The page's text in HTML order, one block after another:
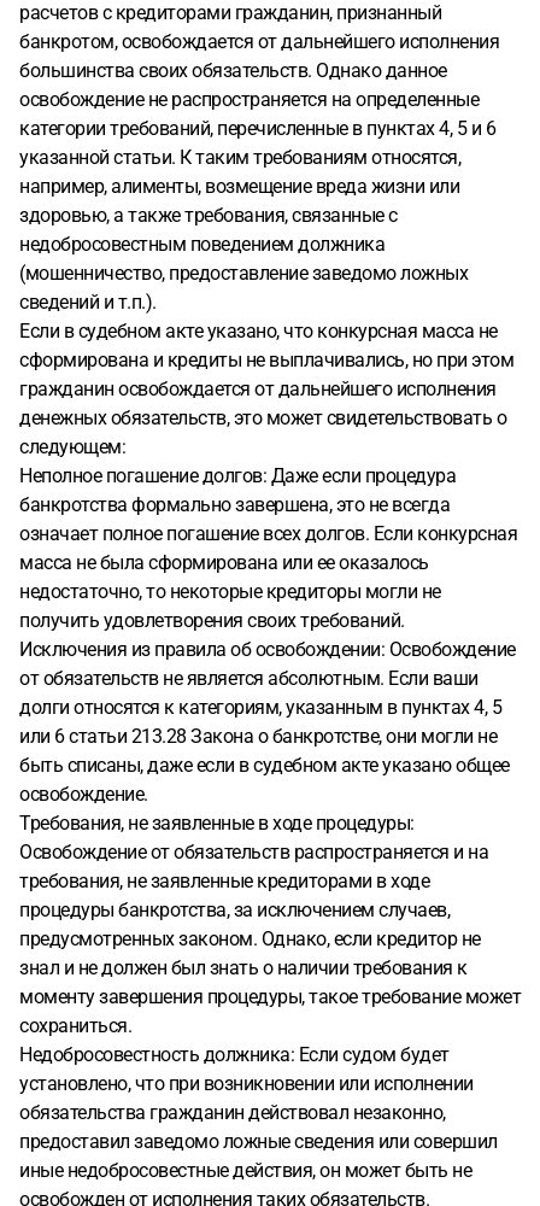
расчетов с кредиторами гражданин, признанный
банкротом, освобождается от дальнейшего исполнения
большинства своих обязательств. Однако данное
освобождение не распространяется на определенные
категории требований, перечисленные в пунктах 4, 5 и 6
указанной статьи. К таким требованиям относятся,
например, алименты, возмещение вреда жизни или
здоровью, а также требования, связанные с
недобросовестным поведением должника
(мошенничество, предоставление заведомо ложных
сведений и т.п.).
Если в судебном акте указано, что конкурсная масса не
сформирована и кредиты не выплачивались, но при этом
гражданин освобождается от дальнейшего исполнения
денежных обязательств, это может свидетельствовать о
следующем:
Неполное погашение долгов: Даже если процедура
банкротства формально завершена, это не всегда
означает полное погашение всех долгов. Если конкурсная
масса не была сформирована или ее оказалось
недостаточно, то некоторые кредиторы могли не
получить удовлетворения своих требований.
Исключения из правила об освобождении: Освобождение
от обязательств не является абсолютным. Если ваши
долги относятся к категориям, указанным в пунктах 4, 5
или 6 статьи 213.28 Закона о банкротстве, они могли не
быть списаны, даже если в судебном акте указано общее
освобождение.
Требования, не заявленные в ходе процедуры:
Освобождение от обязательств распространяется и на
требования, не заявленные кредиторами в ходе
процедуры банкротства, за исключением случаев,
предусмотренных законом. Однако, если кредитор не
знал и не должен был знать о наличии требования к
моменту завершения процедуры, такое требование может
сохраниться.
Недобросовестность должника: Если судом будет
установлено, что при возникновении или исполнении
обязательства гражданин действовал незаконно,
предоставил заведомо ложные сведения или совершил
иные недобросовестные действия, он может быть не
освобожден от исполнения таких обязательств.